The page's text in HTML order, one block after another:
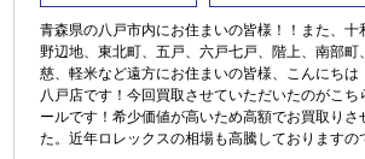
青森県の八戸市内にお住まいの皆様！！また、十
野辺地、東北町、五戸、六戸七戸、階上、南部町
慈、軽米など遠方にお住まいの皆様、こんにちは
八戸店です！今回買取させていただいたのがこち
ールです！希少価値が高いため高額でお買取りさ
た。近年ロレックスの相場も高騰しておりますの